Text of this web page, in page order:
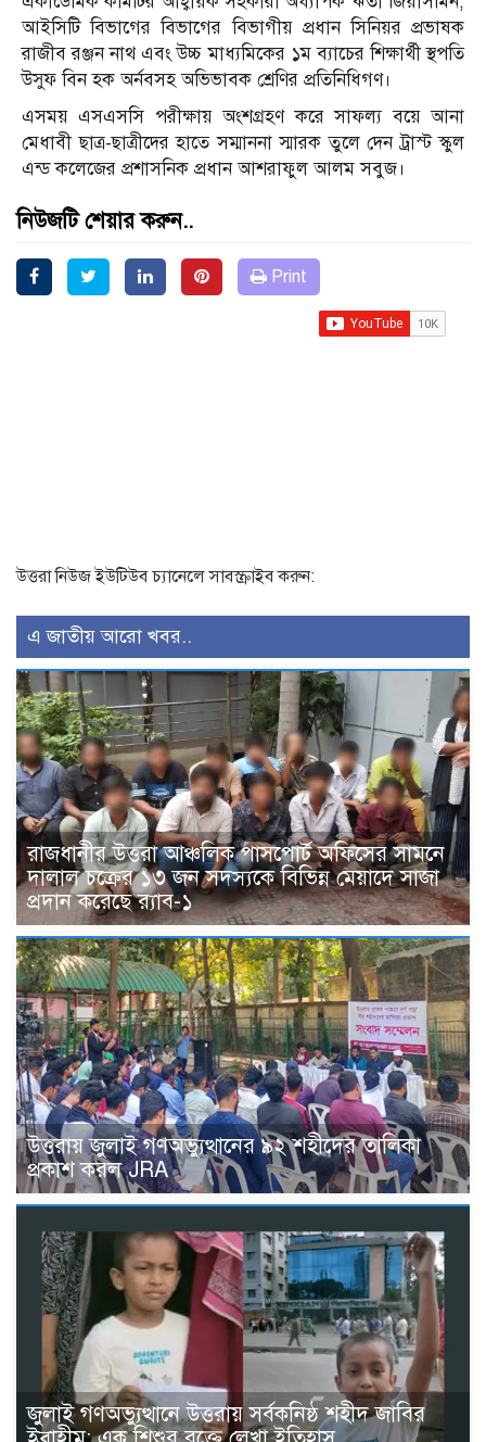
আইসিটি বিভাগের বিভাগের বিভাগীয় প্রধান সিনিয়র প্রভাষক
রাজীব রঞ্জন নাথ এবং উচ্চ মাধ্যমিকের ১ম ব্যাচের শিক্ষার্থী স্থপতি
উসুফ বিন হক অর্নবসহ অভিভাবক শ্রেণির প্রতিনিধিগণ।
এসময় এসএসসি পরীক্ষায় অংশগ্রহণ করে সাফল্য বয়ে আনা
মেধাবী ছাত্র-ছাত্রীদের হাতে সম্মাননা স্মারক তুলে দেন ট্রাস্ট স্কুল
এন্ড কলেজের প্রশাসনিক প্রধান আশরাফুল আলম সবুজ।
নিউজটি শেয়ার করুন..
Print
উত্তরা নিউজ ইউটিউব চ্যানেলে সাবস্ক্রাইব করুন:
এ জাতীয় আরো খবর..
রাজধানীর উত্তরা আঞ্চলিক পাসপোর্ট অফিসের সামনে
দালাল চক্রের ১৩ জন সদস্যকে বিভিন্ন মেয়াদে সাজা
প্রদান করেছে র‌্যাব-১
উত্তরায় জুলাই গণঅভ্যুত্থানের ৯২ শহীদের তালিকা
প্রকাশ করল JRA
জুলাই গণঅভ্যুত্থানে উত্তরায় সর্বকনিষ্ঠ শহীদ জাবির